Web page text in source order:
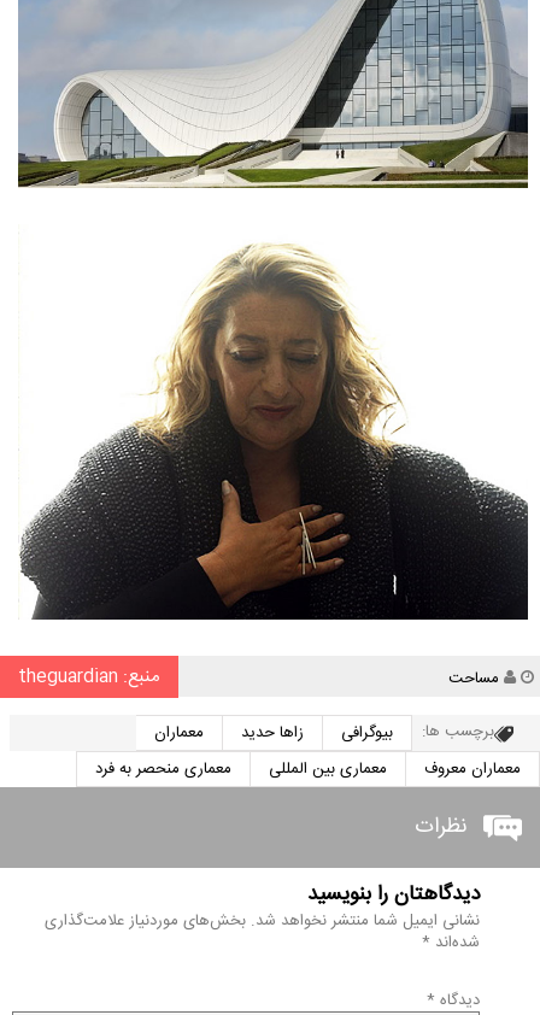
نویسنده
مساحت منبع: theguardian
برچسب ها: بیوگرافی زاها حدید
معماران
معماران معروف
معماری بین المللی معماری منحصر به فرد
نظرات
دیدگاهتان را بنویسید
نشانی ایمیل شما منتشر نخواهد شد. بخش‌های موردنیاز علامت‌گذاری
شده‌اند *
دیدگاه *